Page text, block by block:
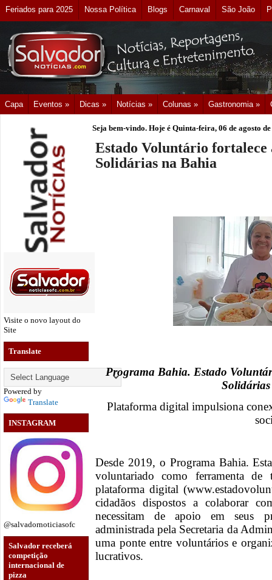
Feriados para 2025 Nossa Política Blogs Carnaval São João
Capa Eventos » Dicas » Notícias » Colunas » Gastronomia »
Visite o novo layout do
Site
Translate
Powered by
Translate
INSTAGRAM
@salvadornoticiasofc
Salvador receberá
competição
internacional de
pizza
Seja bem-vindo. Hoje é Quinta-feira, 06 de agosto
Estado Voluntário fortalece
Solidárias na Bahia
Programa Bahia. Estado
Plataforma digital impulsiona
Desde 2019, o Programa Bahia.
voluntariado como ferramenta de
plataforma digital
cidadãos dispostos a colaborar
necessitam de apoio em seus
administrada pela Secretaria da
uma ponte entre voluntários e
lucrativos.